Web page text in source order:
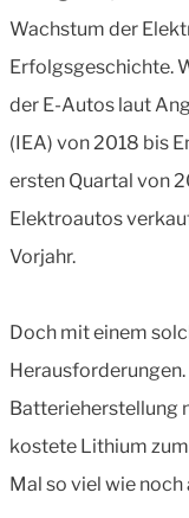
Wachstum der
Erfolgsgeschichte.
der E-Autos laut
(IEA) von 2018 bis
ersten Quartal von
Elektroautos
Vorjahr.
Doch mit einem
Batterieherstellung
kostete Lithium
Mal so viel wie